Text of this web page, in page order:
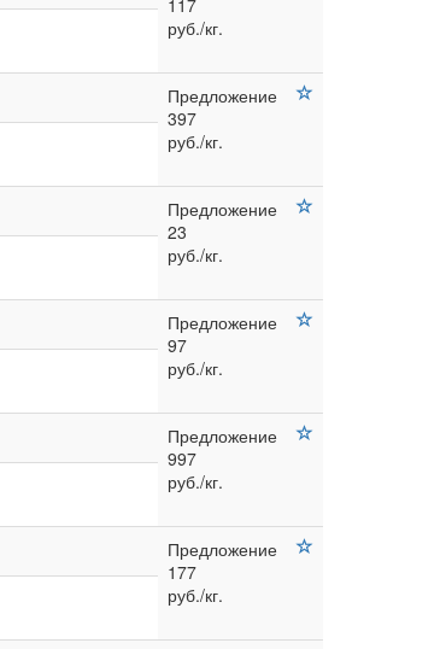
117
руб./кг.
Предложение
397
руб./кг.
Предложение
23
руб./кг.
Предложение
97
руб./кг.
Предложение
997
руб./кг.
Предложение
177
руб./кг.